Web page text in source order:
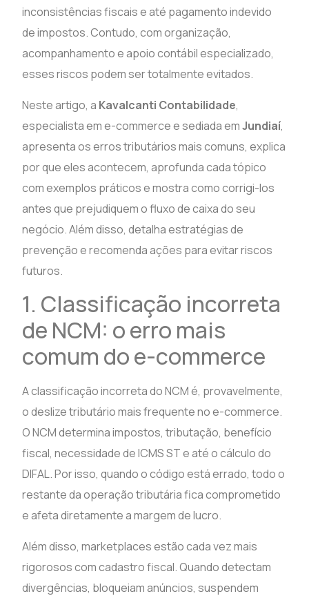
inconsistências fiscais e até pagamento indevido
de impostos. Contudo, com organização,
acompanhamento e apoio contábil especializado,
esses riscos podem ser totalmente evitados.
Neste artigo, a Kavalcanti Contabilidade,
especialista em e-commerce e sediada emJundiaí,
apresenta os erros tributários mais comuns, explica
por que eles acontecem, aprofunda cada tópico
com exemplos práticos e mostra como corrigi-los
antes que prejudiquem o fluxo de caixa do seu
negócio. Além disso, detalha estratégias de
prevenção e recomenda ações para evitar riscos
futuros.
1. Classificação incorreta
de NCM: o erro mais
comum do e-commerce
A classificação incorreta do NCM é, provavelmente,
o deslize tributário mais frequente no e-commerce.
O NCM determina impostos, tributação, benefício
fiscal, necessidade de ICMS ST e até o cálculo do
DIFAL. Por isso, quando o código está errado, todo o
restante da operação tributária fica comprometido
e afeta diretamente a margem de lucro.
Além disso, marketplaces estão cada vez mais
rigorosos com cadastro fiscal. Quando detectam
divergências, bloqueiam anúncios, suspendem